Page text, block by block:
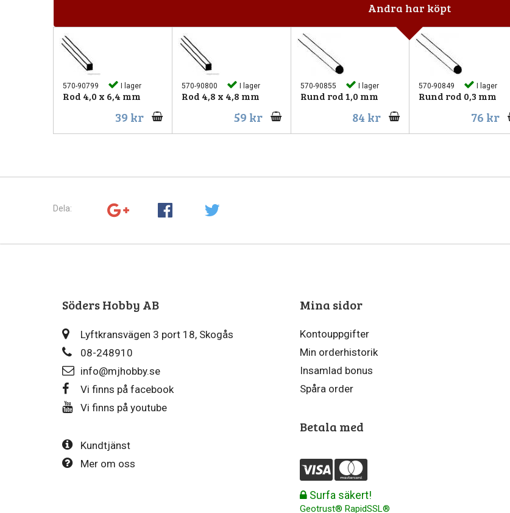
Andra har köpt
570-90799 I lager
Rod 4,0 x 6,4 mm
39 kr
570-90800 I lager
Rod 4,8 x 4,8 mm
59 kr
570-90855 I lager
Rund rod 1,0 mm
84 kr
570-90849 I lager
Rund rod 0,3 mm
76 kr
Dela:
Söders Hobby AB
Lyftkransvägen 3 port 18, Skogås
08-248910
info@mjhobby.se
Vi finns på facebook
Vi finns på youtube
Kundtjänst
Mer om oss
Mina sidor
Kontouppgifter
Min orderhistorik
Insamlad bonus
Spåra order
Betala med
Surfa säkert!
Geotrust® RapidSSL®